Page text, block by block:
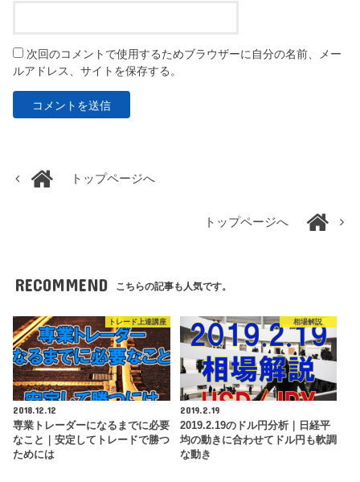
次回のコメントで使用するためブラウザーに自分の名前、メー
ルアドレス、サイトを保存する。
トップページへ
トップページへ
RECOMMEND こちらの記事も人気です。
トレード上達講座
2018.12.12
専業トレーダーになるまでに必要
なこと｜安定してトレードで勝つ
ためには
相場解説
2019.2.19
2019.2.19のドル円分析｜日経平
均の動きに合わせてドル円も軟調
な動き